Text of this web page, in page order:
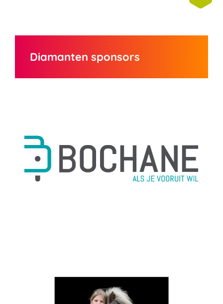
Diamanten sponsors